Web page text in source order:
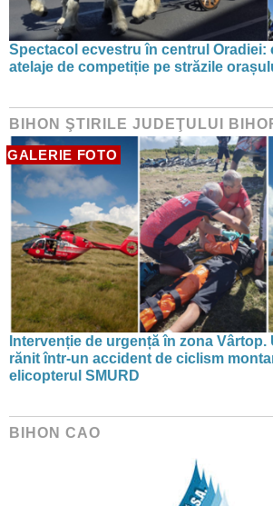
Spectacol ecvestru în centrul Oradiei:
atelaje de competiție pe străzile
BIHON ŞTIRILE JUDEŢULUI
GALERIE FOTO
Intervenție de urgență în zona Vârtop.
rănit într-un accident de ciclism
elicopterul SMURD
BIHON CAO